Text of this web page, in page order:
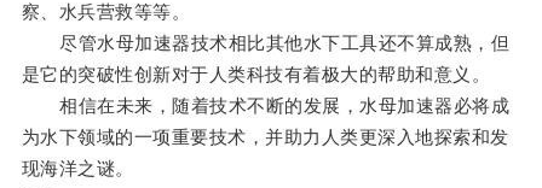
察、水兵营救等等。
尽管水母加速器技术相比其他水下工具还不算成熟，但
是它的突破性创新对于人类科技有着极大的帮助和意义。
相信在未来，随着技术不断的发展，水母加速器必将成
为水下领域的一项重要技术，并助力人类更深入地探索和发
现海洋之谜。